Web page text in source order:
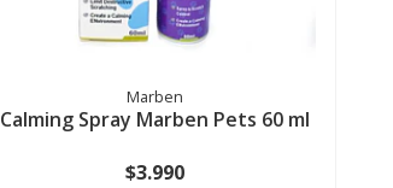
Marben
Calming Spray Marben Pets 60 ml
$3.990